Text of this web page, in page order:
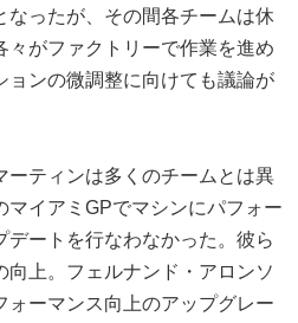
なったが、その間各チームは休
々がファクトリーで作業を進め
ョンの微調整に向けても議論が
ーティンは多くのチームとは異
マイアミGPでマシンにパフォー
デートを行なわなかった。彼ら
向上。フェルナンド・アロンソ
ォーマンス向上のアップグレー